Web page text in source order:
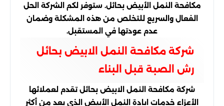
مكافحة النمل الأبيض بحائل. ستوفر لكم الشركة الحل
الفعال والسريع للتخلص من هذه المشكلة وضمان
عدم عودتها في المستقبل.
شركة مكافحة النمل الابيض بحائل
رش الصبة قبل البناء
شركة مكافحة النمل الابيض بحائل تقدم لعملائها
الأعزاء خدمات ابادة النمل الأبيض الذي يعد من أكثر